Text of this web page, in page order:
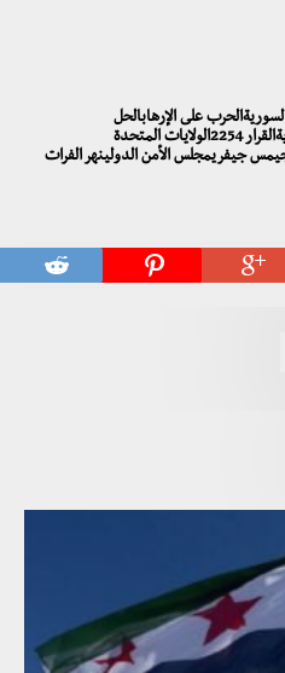
على الإرهابالحل
السياسيالرياضالسعوديةالقرار 2254الولايات المتحدة
جيفريمجلس الأمن الدولينهر الفرات